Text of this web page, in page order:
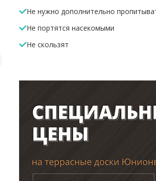
/шт.
В корзину
5 Р/шт.
Не нужно дополнительно
Не портятся насекомыми
Не скользят